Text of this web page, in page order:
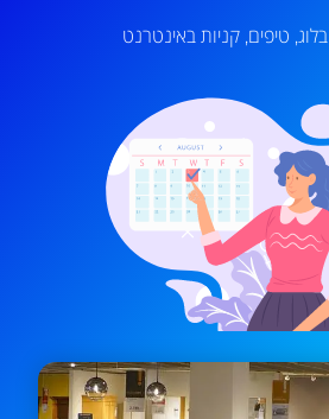
בלוג, טיפים,קניות באינטרנט